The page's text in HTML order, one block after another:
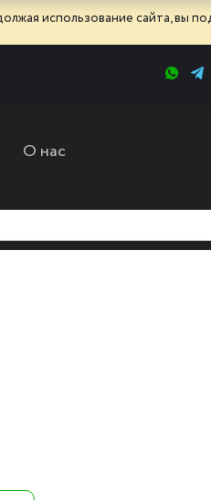
использование сайта, вы
О нас